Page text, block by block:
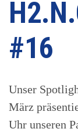
#16
Unser
März
Uhr unseren